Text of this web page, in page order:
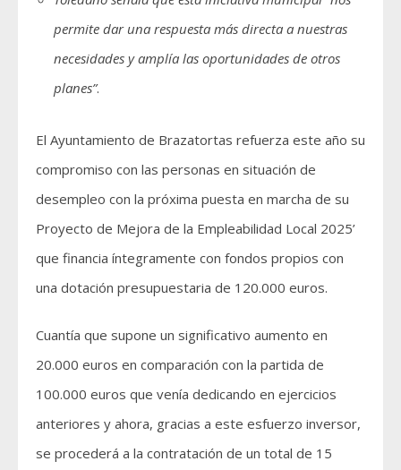
permite dar una respuesta más directa a nuestras
necesidades y amplía las oportunidades de otros
planes”.
El Ayuntamiento de Brazatortas refuerza este año su
compromiso con las personas en situación de
desempleo con la próxima puesta en marcha de su
Proyecto de Mejora de la Empleabilidad Local 2025’
que financia íntegramente con fondos propios con
una dotación presupuestaria de 120.000 euros.
Cuantía que supone un significativo aumento en
20.000 euros en comparación con la partida de
100.000 euros que venía dedicando en ejercicios
anteriores y ahora, gracias a este esfuerzo inversor,
se procederá a la contratación de un total de 15